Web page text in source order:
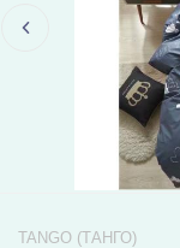
TANGO (ТАНГО)